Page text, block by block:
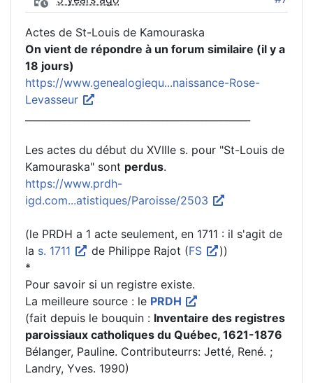
Actes de St-Louis de Kamouraska
On vient de répondre à un forum similaire (il y a
18 jours)
https://www.genealogiequ...naissance-Rose-
Levasseur
Les actes du début du XVIIIe s. pour "St-Louis de
Kamouraska" sont perdus.
https://www.prdh-
igd.com...atistiques/Paroisse/2503
(le PRDH a 1 acte seulement, en 1711 : il s'agit de
la s. 1711 de Philippe Rajot (FS
))
*
Pour savoir si un registre existe.
La meilleure source : le PRDH
(fait depuis le bouquin : Inventaire des registres
paroissiaux catholiques du Québec, 1621-1876
Bélanger, Pauline. Contributeurrs: Jetté, René. ;
Landry, Yves. 1990)